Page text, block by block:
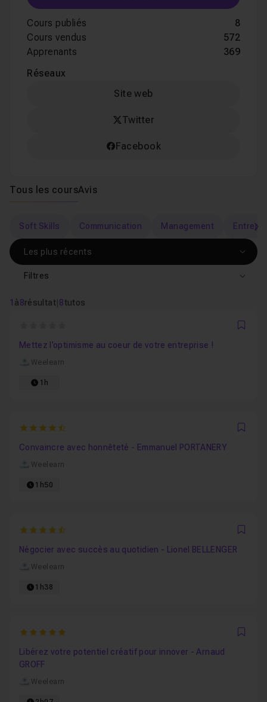
Cours publiés
8
Cours vendus
572
Apprenants
369
Réseaux
Site web
Twitter
Facebook
Tous les coursAvis
Soft Skills Communication Management
1 à8résultat| 8tutos
Filtres
Mettez l’optimisme au coeur de votre entreprise !
Weelearn
1h
4.25
Convaincre avec honnêteté - Emmanuel PORTANERY
Weelearn
1h50
4.25
Négocier avec succès au quotidien - Lionel BELLENGER
Weelearn
1h38
5
Libérez votre potentiel créatif pour innover - Arnaud
GROFF
Weelearn